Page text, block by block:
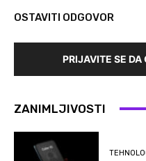
OSTAVITI ODGOVOR
PRIJAVITE SE DA
ZANIMLJIVOSTI